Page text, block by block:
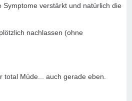
Symptome verstärkt und natürlich die
nachlassen (ohne
total Müde... auch gerade eben.